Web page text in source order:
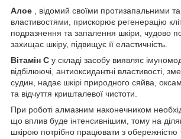
Алое
, відомий своїми протизапальними
властивостями, прискорює регенерацію
подразнення та запалення шкіри, чудово
захищає шкіру, підвищує її еластичність.
Вітамін С у складі засобу виявляє
відбілюючі, антиоксидантні властивості,
судин, надає шкірі природного сяйва,
та відчуття кришталевої чистоти.
При роботі алмазним наконечником
що вплив буде інтенсивнішим, тому на
шкірою потрібно працювати з обережністю